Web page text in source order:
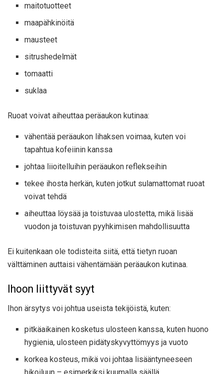
maitotuotteet
maapähkinöitä
mausteet
sitrushedelmät
tomaatti
suklaa
Ruoat voivat aiheuttaa peräaukon kutinaa:
vähentää peräaukon lihaksen voimaa, kuten voi
tapahtua kofeiinin kanssa
johtaa liioitelluihin peräaukon reflekseihin
tekee ihosta herkän, kuten jotkut sulamattomat ruoat
voivat tehdä
aiheuttaa löysää ja toistuvaa ulostetta, mikä lisää
vuodon ja toistuvan pyyhkimisen mahdollisuutta
Ei kuitenkaan ole todisteita siitä, että tietyn ruoan
välttäminen auttaisi vähentämään peräaukon kutinaa.
Ihoon liittyvät syyt
Ihon ärsytys voi johtua useista tekijöistä, kuten:
pitkäaikainen kosketus ulosteen kanssa, kuten huono
hygienia, ulosteen pidätyskyvyttömyys ja vuoto
korkea kosteus, mikä voi johtaa lisääntyneeseen